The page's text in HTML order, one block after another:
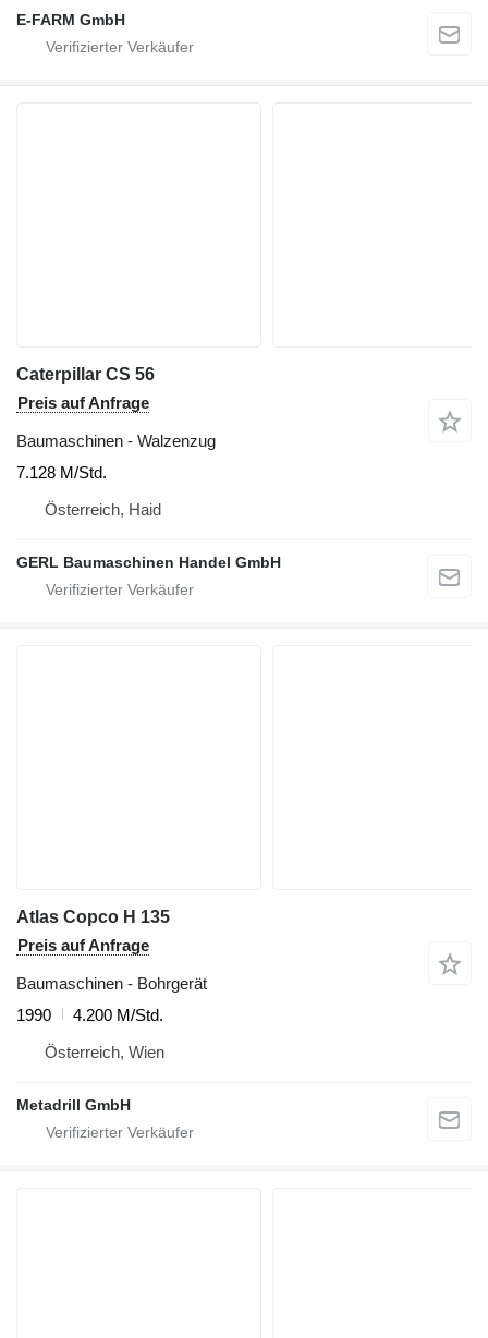
E-FARM GmbH
Caterpillar CS 56
Preis auf Anfrage
Baumaschinen - Walzenzug
7.128 M/Std.
Österreich, Haid
GERL Baumaschinen Handel GmbH
Atlas Copco H 135
Preis auf Anfrage
Baumaschinen - Bohrgerät
1990
4.200 M/Std.
Österreich, Wien
Metadrill GmbH